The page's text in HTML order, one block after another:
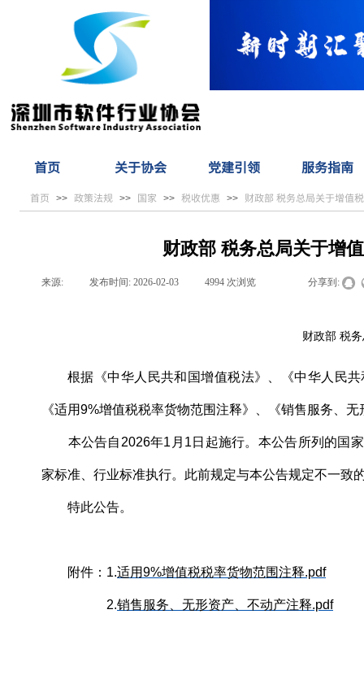
首页 关于协会 党建引领 服务指南
首页 >> 政策法规 >> 国家 >> 税收优惠 >> 财政部 税务总局关于增值
财政部 税务总局关于增
来源: 发布时间: 2026-02-03 4994 次浏览 分享到:
财政部 税
根据《中华人民共和国增值税法》、《中华人民
《适用9%增值税税率货物范围注释》、《销售服务、
本公告自2026年1月1日起施行。本公告所列的国家
家标准、行业标准执行。此前规定与本公告规定不一致
特此公告。
附件：1.适用9%增值税税率货物范围注释.pdf
2.销售服务、无形资产、不动产注释.pdf